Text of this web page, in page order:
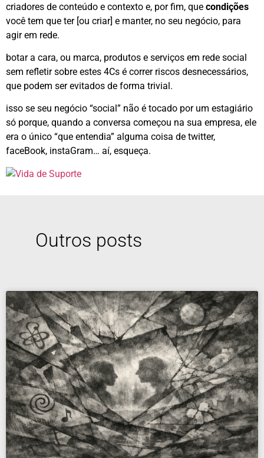
criadores de conteúdo e contexto e, por fim, que condições
você tem que ter [ou criar] e manter, no seu negócio, para
agir em rede.
botar a cara, ou marca, produtos e serviços em rede social
sem refletir sobre estes 4Cs é correr riscos desnecessários,
que podem ser evitados de forma trivial.
isso se seu negócio “social” não é tocado por um estagiário
só porque, quando a conversa começou na sua empresa, ele
era o único “que entendia” alguma coisa de twitter,
faceBook, instaGram… aí, esqueça.
Outros posts